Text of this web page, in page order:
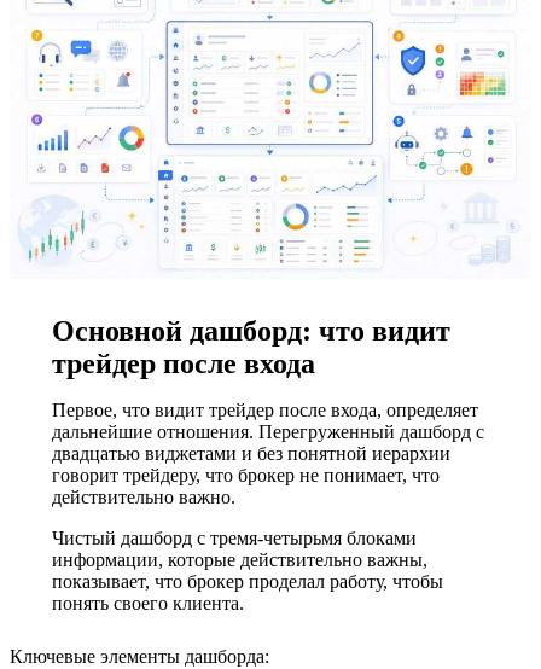
Основной дашборд: что видит
трейдер после входа
Первое, что видит трейдер после входа, определяет
дальнейшие отношения. Перегруженный дашборд с
двадцатью виджетами и без понятной иерархии
говорит трейдеру, что брокер не понимает, что
действительно важно.
Чистый дашборд с тремя-четырьмя блоками
информации, которые действительно важны,
показывает, что брокер проделал работу, чтобы
понять своего клиента.
Ключевые элементы дашборда: